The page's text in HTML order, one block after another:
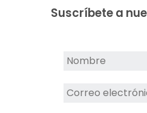
Suscríbete a